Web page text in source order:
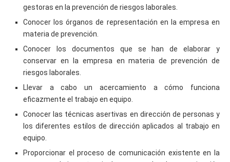
gestoras en la prevención de riesgos laborales.
Conocer los órganos de representación en la empresa en
materia de prevención.
Conocer los documentos que se han de elaborar y
conservar en la empresa en materia de prevención de
riesgos laborales.
Llevar a cabo un acercamiento a cómo funciona
eficazmente el trabajo en equipo.
Conocer las técnicas asertivas en dirección de personas y
los diferentes estilos de dirección aplicados al trabajo en
equipo.
Proporcionar el proceso de comunicación existente en la